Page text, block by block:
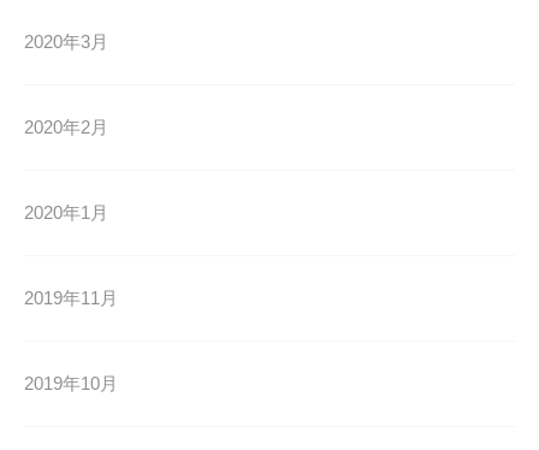
2020年3月
2020年2月
2020年1月
2019年11月
2019年10月